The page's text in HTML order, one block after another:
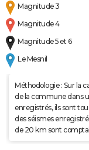
Magnitude 3
Magnitude 4
Magnitude 5 et 6
Le Mesnil
Méthodologie : Sur la
de la commune dans
enregistrés, ils sont
des séismes
de 20 km sont